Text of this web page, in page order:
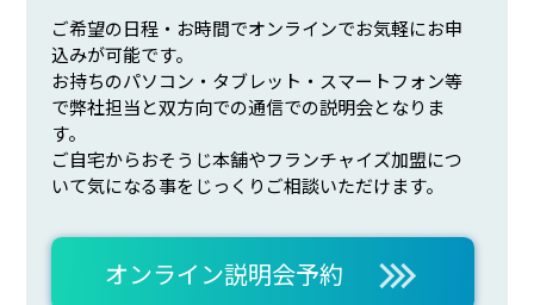
ご希望の日程・お時間でオンラインでお気軽にお申
込みが可能です。
お持ちのパソコン・タブレット・スマートフォン等
で弊社担当と双方向での通信での説明会となりま
す。
ご自宅からおそうじ本舗やフランチャイズ加盟につ
いて気になる事をじっくりご相談いただけます。
オンライン説明会予約